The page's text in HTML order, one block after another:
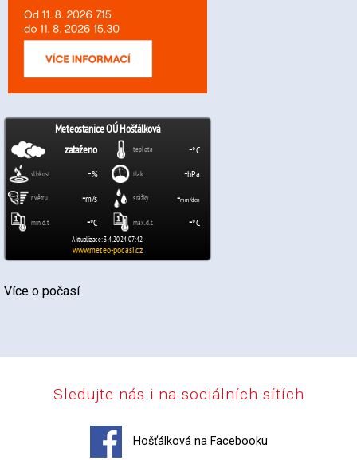
Více o počasí
Sledujte nás i na sociálních sítích
Hošťálková na Facebooku